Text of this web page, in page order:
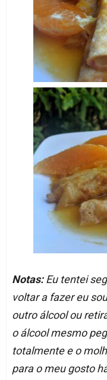
Notas:Eu tentei
voltar a fazer eu
outro álcool ou
o álcool mesmo
totalmente e o
para o meu gosto